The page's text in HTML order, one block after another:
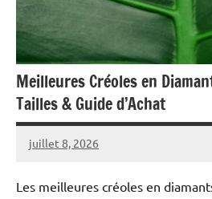
Meilleures Créoles en
Tailles & Guide d’Achat
juillet 8, 2026
Raoul
Les meilleures créoles en